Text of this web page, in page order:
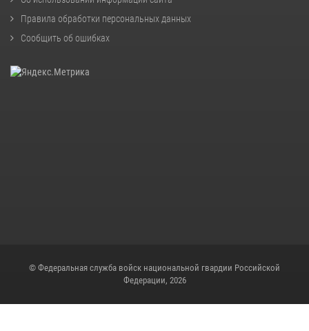
Правила обработки персональных данных
Сообщить об ошибках
© Федеральная служба войск национальной гвардии Российской
Федерации, 2026